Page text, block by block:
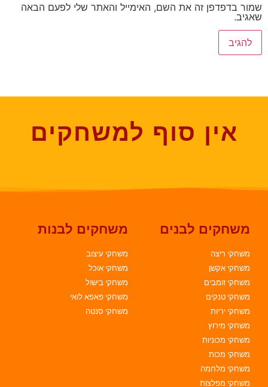
שמור בדפדפן זה את השם, האימייל והאתר שלי לפעם הבאה
שאגיב.
אין סוף למשחקים
משחקים לבנים
משחקי ריצה
משחקי אקשן
משחקי זומבים
משחקי טנקים
משחקי יריות
משחקי מירוץ
משחקי מכוניות
משחקי מכות
משחקי מלחמה
משחקי מפלצות
משחקים לבנות
משחקי עיצוב
משחקי אוכל
משחקי בישול
משחקי פאפא לואי
משחקי סנטה